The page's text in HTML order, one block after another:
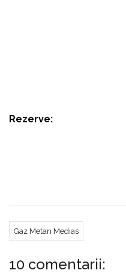
Rezerve:
Gaz Metan Medias
10 comentarii: